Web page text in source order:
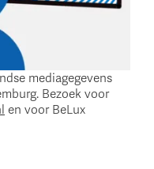
mediagegevens
Bezoek voor
en voor BeLux